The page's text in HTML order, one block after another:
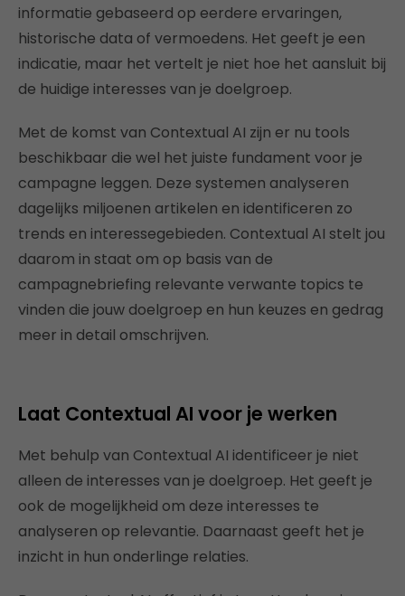
informatie gebaseerd op eerdere ervaringen,
historische data of vermoedens. Het geeft je een
indicatie, maar het vertelt je niet hoe het aansluit bij
de huidige interesses van je doelgroep.
Met de komst van Contextual AI zijn er nu tools
beschikbaar die wel het juiste fundament voor je
campagne leggen. Deze systemen analyseren
dagelijks miljoenen artikelen en identificeren zo
trends en interessegebieden. Contextual AI stelt jou
daarom in staat om op basis van de
campagnebriefing relevante verwante topics te
vinden die jouw doelgroep en hun keuzes en gedrag
meer in detail omschrijven.
Laat Contextual AI voor je werken
Met behulp van Contextual AI identificeer je niet
alleen de interesses van je doelgroep. Het geeft je
ook de mogelijkheid om deze interesses te
analyseren op relevantie. Daarnaast geeft het je
inzicht in hun onderlinge relaties.